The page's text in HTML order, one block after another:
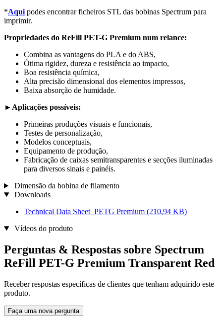
*Aqui podes encontrar ficheiros STL das bobinas Spectrum para
imprimir.
Propriedades do ReFill PET-G Premium num relance:
Combina as vantagens do PLA e do ABS,
Ótima rigidez, dureza e resistência ao impacto,
Boa resistência química,
Alta precisão dimensional dos elementos impressos,
Baixa absorção de humidade.
►Aplicações possíveis:
Primeiras produções visuais e funcionais,
Testes de personalização,
Modelos conceptuais,
Equipamento de produção,
Fabricação de caixas semitransparentes e secções iluminadas
para diversos sinais e painéis.
Dimensão da bobina de filamento
Downloads
Technical Data Sheet_PETG Premium (210,94 KB)
Vídeos do produto
Perguntas & Respostas sobre Spectrum
ReFill PET-G Premium Transparent Red
Receber respostas específicas de clientes que tenham adquirido este
produto.
Faça uma nova pergunta